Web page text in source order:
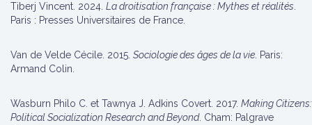
Tiberj Vincent. 2024. La droitisation française : Mythes et réalités
Paris : Presses Universitaires de France.
Van de Velde Cécile. 2015. Sociologie des âges de la vie . Paris:
Armand Colin.
Wasburn Philo C. et Tawnya J. Adkins Covert. 2017. Making Citizens:
Political Socialization Research and Beyond. Cham: Palgrave